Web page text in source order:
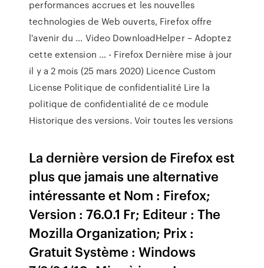
performances accrues et les nouvelles
technologies de Web ouverts, Firefox offre
l'avenir du … Video DownloadHelper – Adoptez
cette extension ... - Firefox Dernière mise à jour
il y a 2 mois (25 mars 2020) Licence Custom
License Politique de confidentialité Lire la
politique de confidentialité de ce module
Historique des versions. Voir toutes les versions
La dernière version de Firefox est
plus que jamais une alternative
intéressante et Nom : Firefox;
Version : 76.0.1 Fr; Editeur : The
Mozilla Organization; Prix :
Gratuit Système : Windows